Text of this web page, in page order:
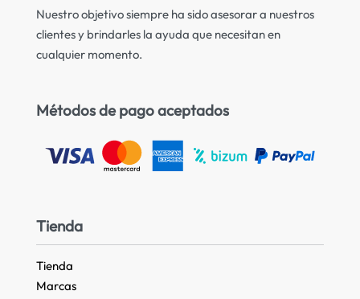
Nuestro objetivo siempre ha sido asesorar a nuestros
clientes y brindarles la ayuda que necesitan en
cualquier momento.
Métodos de pago aceptados
Tienda
Tienda
Marcas